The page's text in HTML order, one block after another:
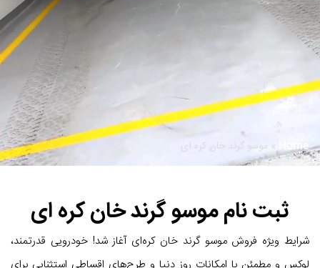
Home
» موسو گرند خان کره ای
ثبت نام موسو گرند خان کره ای
شرایط ویژه فروش موسو گرند خان کره‌ای آغاز شد! خودرویی قدرتمند،